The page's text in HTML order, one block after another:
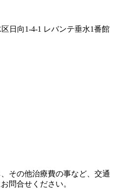
日向1-4-1 レバンテ垂水1番館
その他治療費の事など、交通
問合せください。